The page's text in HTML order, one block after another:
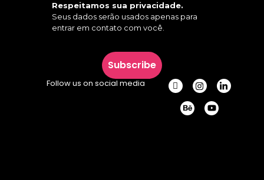
Respeitamos sua privacidade.
Seus dados serão usados apenas para
entrar em contato com você.
Subscribe
Follow us on social media